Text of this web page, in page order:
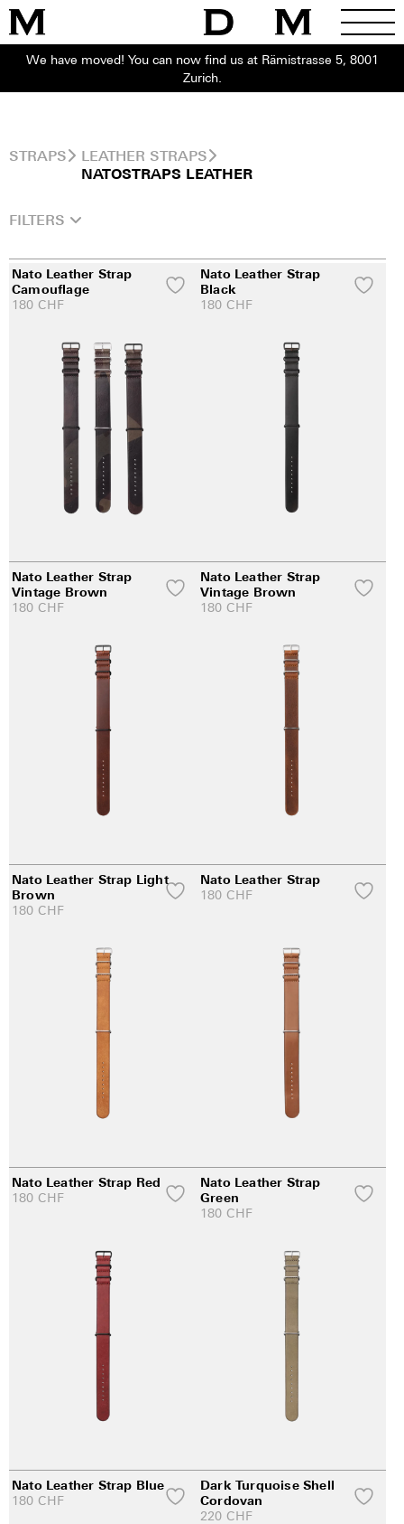
We have moved! You can now find us at Rämistrasse 5, 8001
Zurich.
STRAPS LEATHER STRAPS
NATOSTRAPS LEATHER
FILTERS
Nato Leather Strap
Camouflage
180 CHF
Nato Leather Strap
Black
180 CHF
Nato Leather Strap
Vintage Brown
180 CHF
Nato Leather Strap
Vintage Brown
180 CHF
Nato Leather Strap Light
Brown
180 CHF
Nato Leather Strap
180 CHF
Nato Leather Strap Red
180 CHF
Nato Leather Strap
Green
180 CHF
Nato Leather Strap Blue
180 CHF
Dark Turquoise Shell
Cordovan
220 CHF